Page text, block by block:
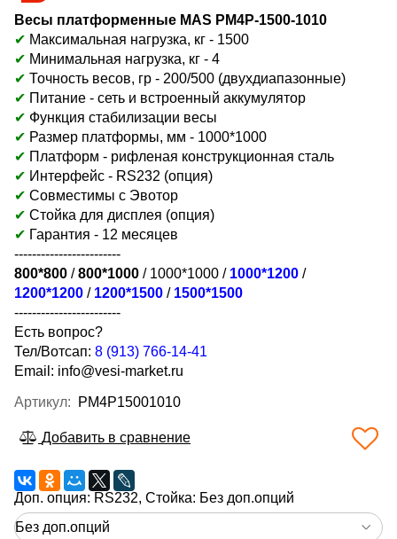
Весы платформенные MAS PM4P-1500-1010
✔ Максимальная нагрузка, кг - 1500
✔ Минимальная нагрузка, кг - 4
✔ Точность весов, гр - 200/500 (двухдиапазонные)
✔ Питание - сеть и встроенный аккумулятор
✔ Функция стабилизации весы
✔ Размер платформы, мм - 1000*1000
✔ Платформ - рифленая конструкционная сталь
✔ Интерфейс - RS232 (опция)
✔ Совместимы с Эвотор
✔ Стойка для дисплея (опция)
✔ Гарантия - 12 месяцев
------------------------
800*800 /800*1000 / 1000*1000 / 1000*1200 /
1200*1200 / 1200*1500 / 1500*1500
------------------------
Есть вопрос?
Тел/Вотсап: 8 (913) 766-14-41
Email: info@vesi-market.ru
Артикул: PM4P15001010
Добавить в сравнение
Доп. опция: RS232, Стойка: Без доп.опций